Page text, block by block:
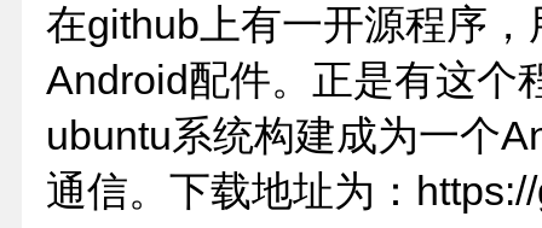
在github上有一开源程序
Android配件。正是有这个
ubuntu系统构建成为一个
通信。下载地址为：